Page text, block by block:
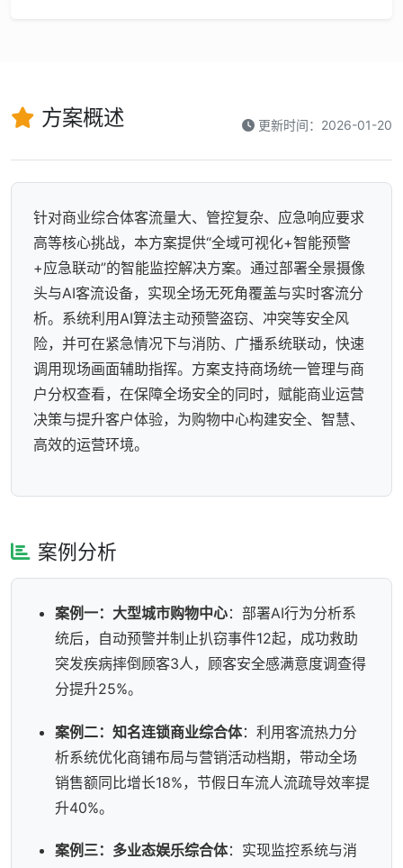
方案概述 更新时间：2026-01-20
针对商业综合体客流量大、管控复杂、应急响应要求
高等核心挑战，本方案提供“全域可视化+智能预警
+应急联动”的智能监控解决方案。通过部署全景摄像
头与AI客流设备，实现全场无死角覆盖与实时客流分
析。系统利用AI算法主动预警盗窃、冲突等安全风
险，并可在紧急情况下与消防、广播系统联动，快速
调用现场画面辅助指挥。方案支持商场统一管理与商
户分权查看，在保障全场安全的同时，赋能商业运营
决策与提升客户体验，为购物中心构建安全、智慧、
高效的运营环境。
案例分析
案例一：大型城市购物中心：部署AI行为分析系
统后，自动预警并制止扒窃事件12起，成功救助
突发疾病摔倒顾客3人，顾客安全感满意度调查得
分提升25%。
案例二：知名连锁商业综合体：利用客流热力分
析系统优化商铺布局与营销活动档期，带动全场
销售额同比增长18%，节假日车流人流疏导效率提
升40%。
案例三：多业态娱乐综合体：实现监控系统与消